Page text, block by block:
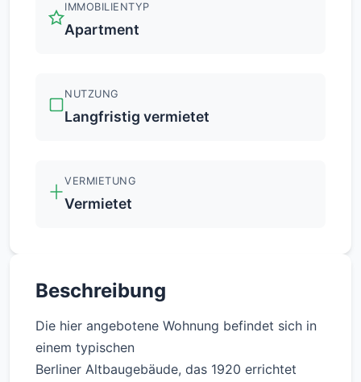
IMMOBILIENTYP
Apartment
NUTZUNG
Langfristig vermietet
VERMIETUNG
Vermietet
Beschreibung
Die hier angebotene Wohnung befindet sich in
einem typischen
Berliner Altbaugebäude, das 1920 errichtet